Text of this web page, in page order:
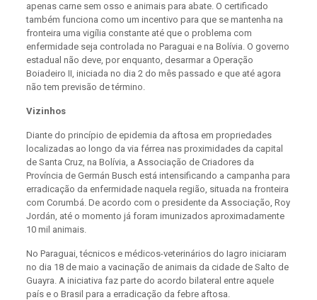
apenas carne sem osso e animais para abate. O certificado
também funciona como um incentivo para que se mantenha na
fronteira uma vigília constante até que o problema com
enfermidade seja controlada no Paraguai e na Bolívia. O governo
estadual não deve, por enquanto, desarmar a Operação
Boiadeiro II, iniciada no dia 2 do mês passado e que até agora
não tem previsão de término.
Vizinhos
Diante do princípio de epidemia da aftosa em propriedades
localizadas ao longo da via férrea nas proximidades da capital
de Santa Cruz, na Bolívia, a Associação de Criadores da
Província de Germán Busch está intensificando a campanha para
erradicação da enfermidade naquela região, situada na fronteira
com Corumbá. De acordo com o presidente da Associação, Roy
Jordán, até o momento já foram imunizados aproximadamente
10 mil animais.
No Paraguai, técnicos e médicos-veterinários do Iagro iniciaram
no dia 18 de maio a vacinação de animais da cidade de Salto de
Guayra. A iniciativa faz parte do acordo bilateral entre aquele
país e o Brasil para a erradicação da febre aftosa.